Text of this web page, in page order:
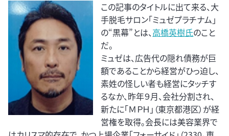
この記事のタイトルに出て来る、大
手脱毛サロン「ミュゼプラチナム」
の“黒幕”とは、高橋英樹氏のこと
だ。
ミュゼは、広告代の隠れ債務が巨
額であることから経営がひっ迫し、
素姓の怪しい者も経営にタッチす
るなか、昨年９月、会社分割され、
新たに「ＭＰＨ」（東京都港区）が経
営権を取得。会長には美容業界で